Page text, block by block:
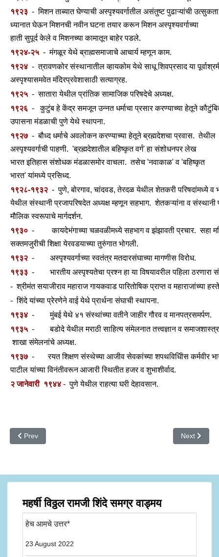
१९२३ - मिशन ताब्यात घेण्याची अस्पृश्यवर्गातील असंतुष्ट पुढाऱ्यांची उत्सुकता
ध्यानात घेऊन मिशनची नवीन घटना तयार करून मिशन अस्पृश्यवर्गाच्या
हाती सुपूर्द केले व मिशनच्या कामातून बाहेर पडले.
१९२४-२५ - मंगळूर येथे ब्राह्मसमाजाचे आचार्य म्हणून काम.
१९२४ - त्रावणकोर संस्थानातील व्हायकोम येथे साधू शिवप्रसाद या
अस्पृश्यासमवेत मंदिरप्रवेशासाठी सत्याग्रह.
१९२५ - सातारा येथील प्रांतिक सामाजिक परिषदेचे अध्यक्ष.
१९२६ - कुटुंब हे केंद्र समजून उन्नत धर्माचा प्रसार करण्याच्या हेतूने
उपासना मंडळाची पुणे येथे स्थापना.
१९२७ - बौध्द धर्माचे अवलोकन करण्याच्या हेतूने ब्रह्मदेशचा प्रवास. तेथील
अस्पृश्यवर्गाची पाहणी. 'ब्रह्मदेशातील बहिष्कृत वर्ग' हा संशोधनपर लेख
भारत इतिहास संशोधक मंडळासमोर वाचला. तसेच 'नवाकाळ' व 'बहिष्कृत
भारत' यांमध्ये प्रसिध्द.
१९२८-१९३२ - पुणे, बोरगाव, चांदवड, तेरदळ येथील शेतकरी परिषदांमध्ये व
येथील संस्थानी प्रजापरिषदेत अध्यक्ष म्हणून सहभाग. शेतकऱ्यांना व संस्थानी
मौलिक स्वरूपाचे मार्गदर्शन.
१९३० - कायदेभंगाच्या चळवळीमध्ये सहभाग व झंझावती प्रचार. सहा
सक्तमजुरीची शिक्षा येरवडयाच्या तुरुंगात भोगली.
१९३२ - अस्पृश्यवर्गाच्या स्वतंत्र मतदारसंघाच्या मागणीस विरोध.
१९३३ - भारतीय अस्पृश्यतेचा प्रश्न हा या विषयावरील पहिला ठरणारा
- श्रीमंत सयाजीराव महाराज गायकवाड पारितोषिक प्राप्त व महाराजांच्या
- शिंदे यांच्या प्रेरणेने वाई येथे प्रार्थना संघाची स्थापना.
१९३४ - मुंबई येथे ४१ संस्थांच्या वतीने जाहीर गौरव व मानपत्रसमर्पण.
१९३५ - बडोदे येथील मराठी साहित्य संमेलनात तत्त्वज्ञान व समाजशास्त्र
शाखा संमेलनांचे अध्यक्ष.
१९३७ - रयत शिक्षण संस्थेच्या आजीव सेवकांच्या शपथविधिीस कर्मवीर
पाटील यांच्या विनंतीवरून आजारी स्थितीत हजर व शुभाशीर्वाद.
२ जानेवारी १९४४ - पुणे येथील राहत्या घरी देहावसान.
Previous article: महर्षी विठ्ठल रामजी शिंदे
Prev Next article:
Next
महर्षी विठ्ठल रामजी शिंदे समग्र वाड्मय
हेच आमचे उत्तर*
23 August 2022